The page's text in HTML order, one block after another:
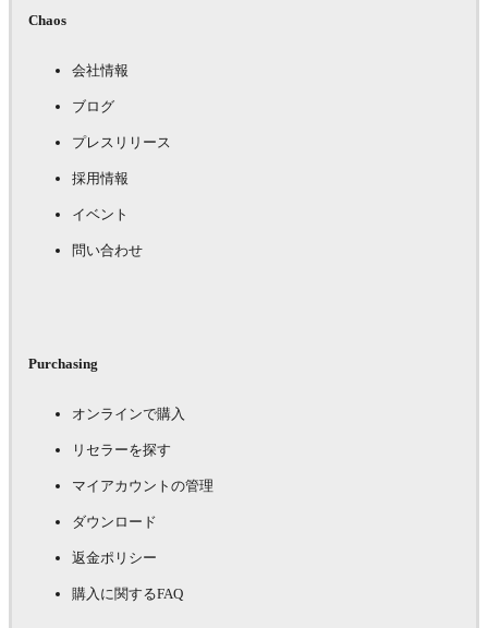
Chaos
会社情報
ブログ
プレスリリース
採用情報
イベント
問い合わせ
Purchasing
オンラインで購入
リセラーを探す
マイアカウントの管理
ダウンロード
返金ポリシー
購入に関するFAQ